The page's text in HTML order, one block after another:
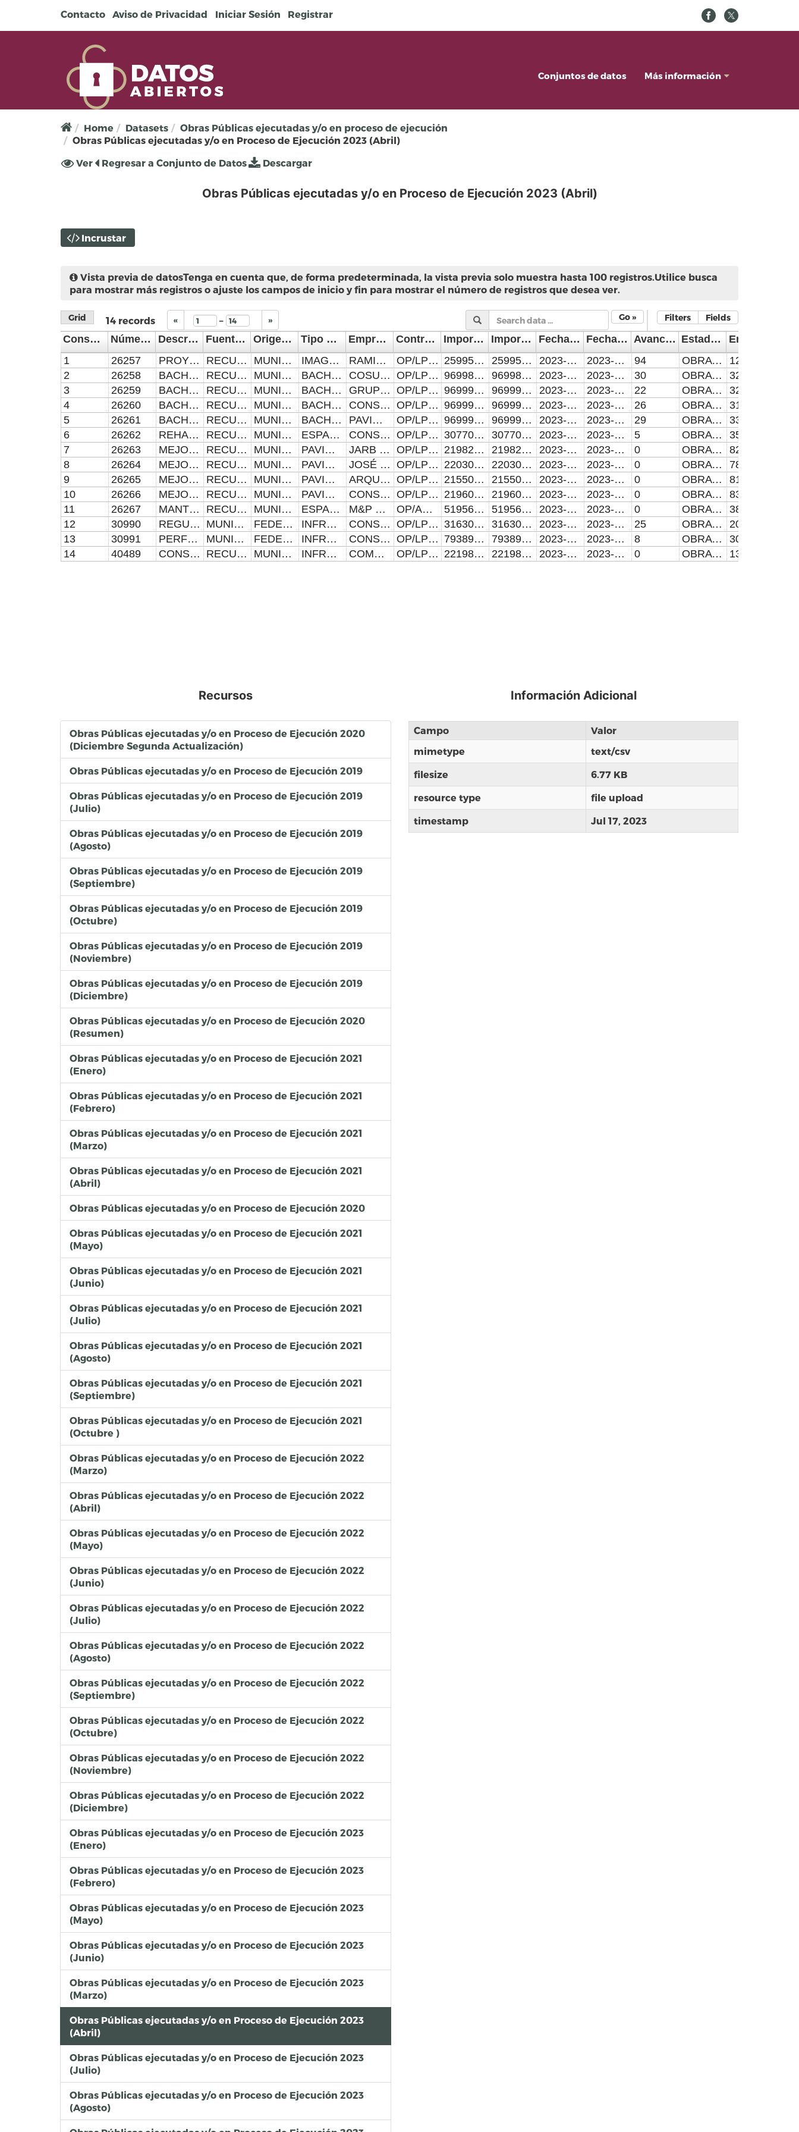
Contacto Aviso de Privacidad Iniciar Sesión Registrar
Conjuntos de datos Más información
Home Datasets
Obras Públicas ejecutadas y/o en proceso de ejecución
Obras Públicas ejecutadas y/o en Proceso de Ejecución 2023 (Abril)
Solapas principales
Ver (solapa
Regresar a Conjunto de Datos Descargar
Obras Públicas ejecutadas y/o en Proceso de Ejecución 2023 (Abril)
Incrustar
Vista previa de datosTenga en cuenta que, de forma predeterminada, la vista previa solo muestra hasta 100 registros.Utilice busca
para mostrar más registros o ajuste los campos de inicio y fin para mostrar el número de registros que desea ver.
Grid 14 records « – » Filters Fields
Go »
Consecutivo Número de Obra Descripción de la Obra Fuente de Financiamiento Origen del Recurso Tipo de Infraestructura Empresa Constructora Contrato Importe del Contrato(en pesos) Importe Modificado (en pesos) Fecha Inicio Fecha Término Avance Físico(en porcentaje) Estado de la obra
1
26257 PROYECTO INTEGRAL A PRECIO ALZADO Y TIEMPO DETERMINADO PARA LA IMPLEMENTACIÓN Y PUESTA EN MARCHA DE ELEMENTOS LUMÍNICOS, ACUÁTICOS Y AMBIENTALES EN TRES HITOS DE LA ZONA DE MONUMENTOS DEL CENTRO HISTÓRICO DEL MUNICIPIO DE PUEBLA, UBICADA EN TRES HITOS DE LA ZONA DE MONMENTOS DEL CENTRO HISTÓRICO DEL MUNICIPIO DE PUEBLA RECURSOS PROPIOS REMANENTES 2022 MUNICIPAL IMAGEN URBANA RAMIREZ & GARCÍA CONSTRUCTORA, S.A. DE C.V. EN PARTICIPACIÓN CONJUNTA CON LA EMPRESA DENOMINADA TRAFFICLIGHT DE MÉXICO S.A. DE C.V. OP/LP001/SMIMP-2023-26257 25995281.72 25995281.72 2023-03-30 2023-05-10 94 OBRA EN PROCESO
125
2
26258 BACHEO CON MEZCLA ASFÁLTICA EN CALIENTE 1, 2023, UBICADO EN DIFERENTES CALLES DEL CUADRANTE UNO SUR-ORIENTE DE LA CIUDAD DE PUEBLA, UBICADA EN DIFERENTES CALLES DEL CUADRANTE UNO SUR-ORIENTE DE LA CIUDAD DE PUEBLA RECURSOS PROPIOS REMANENTES 2022 MUNICIPAL BACHEO COSUIS CONSTRUCTORA Y SUPERVISORA, S.A. D C.V. OP/LP002/SMIMP-2023-26258 9699824.45 9699824.45 2023-03-30 2023-07-27 30 OBRA EN PROCESO
32
3
26259 BACHEO CON MEZCLA ASFÁLTICA EN CALIENTE 1, 2023, UBICADO EN DIFERENTES CALLES DEL CUADRANTE DOS NOR-ORIENTE DE LA CIUDAD DE PUEBLA, UBICADA EN DIFERENTES CALLES DEL CUADRANTE DOS NOR-ORIENTE DE LA CIUDAD DE PUEBLA, RECURSOS PROPIOS REMANENTES 2022 MUNICIPAL BACHEO GRUPO ITALO POBLANO, S. DE R.L. DE C.V. OP/LP003/SMIMP-2023-26259 9699917.05 9699917.05 2023-03-30 2023-07-27 22 OBRA EN PROCESO
32
4
26260 BACHEO CON MEZCLA ASFÁLTICA EN CALIENTE 1, 2023, UBICADO EN DIFERENTES CALLES DEL CUADRANTE TRES NOR-PONIENTE DE LA CIUDAD DE PUEBLA, UBICADA EN DIFERENTES CALLES DEL CUADRANTE TRES NOR-PONIENTE DE LA CIUDAD DE PUEBLA RECURSOS PROPIOS REMANENTES 2022 MUNICIPAL BACHEO CONSORCIO DE INGENIERÍA CIVIL Y ARQUITECTURA ORANDAIN, S.A. DE C.V. OP/LP004/SMIMP-2023-26260 9699947.92 9699947.92 2023-03-30 2023-07-27 26 OBRA EN PROCESO
31
5
26261 BACHEO CON MEZCLA ASFÁLTICA EN CALIENTE 1, 2022, UBICADO EN DIFERENTES CALLES DEL CUADRANTE TRES NOR-PONIENTE DE LA CIUDAD DE PUEBLA RECURSOS PROPIOS REMANENTES 2022 MUNICIPAL BACHEO PAVIMENTACIONES Y URBANIZACIONES DEL SUR, S.A. DE C.V. OP/LP005/SMIMP-2023-26261 9699917.05 9699917.05 2023-03-30 2023-07-27 29 OBRA EN PROCESO
33
6
26262 REHABILITACIÓN DE PARQUE SAN BALTAZAR CAMPECHE EN AVENIDA CUE MERLO ENTRE CALLE MIGUEL HIDALGO, PRIVADA VENUSTIANO CARRANZA Y PRIVADA 2 SUR, EN LA JUNTA AUXILIAR SAN BALTAZAR CAMPECHE DEL MUNICIPIO DE PUEBLA , UBICADA EN AVENIDA CUE MERLO ENTRE CALLE MIGUEL HIDALGO, PRIVADA VENUSTIANO CARRANZA Y PRIVADA 2 SUR, EN LA JUNTA AUXILIAR SAN BALTAZAR CAMPECHE DEL MUNICIPIO DE PUEBLA RECURSOS PROPIOS REMANENTES 2022 MUNICIPAL ESPACIOS PÚBLICOS CONSTRUCCIÓN Y COORDINACIÓN DE PROYECTOS, S.A. DE C.V. OP/LP007/SMIMP-2023-26262 3077060.87 3077060.87 2023-04-03 2023-07-01 5 OBRA EN PROCESO
35
7
26263 MEJORAMIENTO DE INFRAESTRUCTURA VIAL A NIVEL DE TERRACERÍAS, OBRAS COMPLEMENTARIAS Y ADOCRETO PROGRAMA CONSTRUYENDO CONTIGO 2023, UBICADO EN DIFERENTES CALLES DEL CUADRANTE UNO SUR-ORIENTE DE LA CIUDAD DE PUEBLA RECURSOS PROPIOS REMANENTES 2022 MUNICIPAL PAVIMENTACIÓN JARB GRUPO CONSTRUCTOR , S.A. DE C.V. OP/LP009/SMIMP-2023-26263 21982826.72 21982826.72 2023-04-10 2023-10-06 0 OBRA EN PROCESO
82
8
26264 MEJORAMIENTO DE INFRAESTRUCTURA VIAL A NIVEL DE TERRACERÍAS, OBRAS COMPLEMENTARIAS Y ADOCRETO PROGRAMA CONSTRUYENDO CONTIGO 2023, UBICADO EN DIFERENTES CALLES DEL CUADRANTE DOS NOR-ORIENTE DE LA CIUDAD DE PUEBLA RECURSOS PROPIOS REMANENTES 2022 MUNICIPAL PAVIMENTACIÓN JOSÉ FEDERICO ARELLANO GONZÁLEZ EN PARTICIPACIÓN CONJUNTA CON LOZADA Y RODRÍGUEZ COMPAÑÍA INGENIERÍA GEOTÉCNICA, S. DE R.L. DE C.V. OP/LP010/SMIMP-2023-26264 22030968.55 22030968.55 2023-04-10 2023-10-06 0 OBRA EN PROCESO
78
9
26265 MEJORAMIENTO DE INFRAESTRUCTURA VIAL A NIVEL DE TERRACERÍAS, OBRAS COMPLEMENTARIAS Y ADOCRETO PROGRAMA CONSTRUYENDO CONTIGO 2023, UBICADO EN DIFERENTES CALLES DEL CUADRANTE TRES NOR-PONIENTE DE LA CIUDAD DE PUEBLA RECURSOS PROPIOS REMANENTES 2022 MUNICIPAL PAVIMENTACIÓN ARQUITECTONI-K INMOBILIARIA, S.A. DE C.V. OP/LP011/SMIMP-2023-26265 21550764.33 21550764.33 2023-04-10 2023-10-06 0 OBRA EN PROCESO
81
10
26266 MEJORAMIENTO DE INFRAESTRUCTURA VIAL A NIVEL DE TERRACERÍAS, OBRAS COMPLEMENTARIAS Y ADOCRETO PROGRAMA CONSTRUYENDO CONTIGO 2023, UBICADO EN DIFERENTES CALLES DEL CUADRANTE CUATRO SUR-PONIENTE DE LA CIUDAD DE PUEBLA RECURSOS PROPIOS REMANENTES 2022 MUNICIPAL PAVIMENTACIÓN CONSTRUCTORA GAYPE, S.A. DE C.V. OP/LP012/SMIMP-2023-26265 21960247.68 21960247.68 2023-04-10 2023-10-06 0 OBRA EN PROCESO
83
11
26267 MANTENIMIENTO Y MEJORAMIENTO DE ACERAS CON HUELLA PODOTÁCTIL, APLICACIÓN DE CAPA DE SACRIFICIO EN INMUEBLES Y MONUMENTOS DEL CENTRO HISTÓRICO 8M Y APLICACIÓN DE PINTURA EN PARAMENTOS 8M, EN ZONA DE MONUMENTOS DEL MUNICIPIO DE PUEBLA RECURSOS PROPIOS MUNICIPAL ESPACIOS PÚBLICOS M&P CONSTRUCTORES, S.A. DE C.V. OP/AD001/SMIMP-2023-26267 519569.03 519569.03 2023-04-24 2023-07-22 0 OBRA EN PROCESO
38
12
30990 REGULACIÓN, EQUIPAMIENTO Y HABILITACIÓN DEL POZO BANDERA 2, EQUIPAMIENTO Y PUESTA EN MARCHA DE POZO PROFUNDO DE AGUA POTABLE EN PREDIO DENOMINADO PARAJE BANDERA DE LA JUNTA AUXILIAR SANTA MARÍA XONACATEPEC DEL MUNICIPIO DE PUEBLA MUNICIPIO DE PUEBLA, CRÉDITO 2022 FEDERAL INFRAESTRUCTURA HIDROSANITARIA CONSTRUCCIONES J.J.V., S.A. DE C.V. OP/LP006/SMIMP-2023-30990 3163095.25 3163095.25 2023-04-03 2023-07-01 25 OBRA EN PROCESO
20
13
30991 PERFORACIÓN DE POZO PROFUNDO PARA AGUA POTABLE Y EQUIPAMIENTO DE POZO PROFUNDO PARA AGUA POTABLE, COLONIA TLANESSE DEL MUNICIPIO DE PUEBLA, PERFORACIÓN, EQUIPAMIENTO Y PUESTA EN MARCHA DE POZO PROFUNDO DE AGUA POTABLE EN ESQUINA CON CALLE JOSÉ EMILIO PACHECO Y SOR JUANA INÉS DE LA CRUZ, EN LA COLONIA TLANESSE, DE LA JUNTA AUXILIAR SAN JERÓNIMO CALERAS DEL MUNICIPIO DE PUEBLA MUNICIPIO DE PUEBLA, CRÉDITO 2022 FEDERAL INFRAESTRUCTURA HIDROSANITARIA CONSORCIO DE INGENIERÍA CIVIL Y ARQUITECTURA ORANDAIN, S.A. DE C.V. OP/LP008/SMIMP-2023-30991 7938956.68 7938956.68 2023-04-04 2023-07-02 8 OBRA EN PROCESO
30
14
40489 CONSTRUCCIÓN DE BICIESTACIONAMIENTO MASIVO PRIMERA ETAPA EN CALLE 11 SUR NO. 14549 ENTRE CALLE AVENIDA ROSALES Y CALLE MARGARITAS, EN LA COLONIA FLORES DEL PEDREGAL, DE LA JUNTA AUXILIAR SAN FRANCISCO TOTIMEHUACAN DEL MUNICIPIO DE PUEBLA RECURSOS PROPIOS / INTERMODALIDAD SOSTENIBLES EUROCLIMA MUNICIPAL INFRAESTRUCTURA DE MOVILIDAD COMERCIALIZADORA Y CONSTRUCTORA VYM, S.A. DE C.V. OP/LP013/SMIMP-2023-40489 22198063.44 22198063.44 2023-04-24 2023-09-20 0 OBRA EN PROCESO 135
Recursos
Obras Públicas ejecutadas y/o en Proceso de Ejecución 2020
(Diciembre Segunda Actualización)
Obras Públicas ejecutadas y/o en Proceso de Ejecución 2019
Obras Públicas ejecutadas y/o en Proceso de Ejecución 2019
(Julio)
Obras Públicas ejecutadas y/o en Proceso de Ejecución 2019
(Agosto)
Obras Públicas ejecutadas y/o en Proceso de Ejecución 2019
(Septiembre)
Obras Públicas ejecutadas y/o en Proceso de Ejecución 2019
(Octubre)
Obras Públicas ejecutadas y/o en Proceso de Ejecución 2019
(Noviembre)
Obras Públicas ejecutadas y/o en Proceso de Ejecución 2019
(Diciembre)
Obras Públicas ejecutadas y/o en Proceso de Ejecución 2020
(Resumen)
Obras Públicas ejecutadas y/o en Proceso de Ejecución 2021
(Enero)
Obras Públicas ejecutadas y/o en Proceso de Ejecución 2021
(Febrero)
Obras Públicas ejecutadas y/o en Proceso de Ejecución 2021
(Marzo)
Obras Públicas ejecutadas y/o en Proceso de Ejecución 2021
(Abril)
Obras Públicas ejecutadas y/o en Proceso de Ejecución 2020
Obras Públicas ejecutadas y/o en Proceso de Ejecución 2021
(Mayo)
Obras Públicas ejecutadas y/o en Proceso de Ejecución 2021
(Junio)
Obras Públicas ejecutadas y/o en Proceso de Ejecución 2021
(Julio)
Obras Públicas ejecutadas y/o en Proceso de Ejecución 2021
(Agosto)
Obras Públicas ejecutadas y/o en Proceso de Ejecución 2021
(Septiembre)
Obras Públicas ejecutadas y/o en Proceso de Ejecución 2021
(Octubre )
Obras Públicas ejecutadas y/o en Proceso de Ejecución 2022
(Marzo)
Obras Públicas ejecutadas y/o en Proceso de Ejecución 2022
(Abril)
Obras Públicas ejecutadas y/o en Proceso de Ejecución 2022
(Mayo)
Obras Públicas ejecutadas y/o en Proceso de Ejecución 2022
(Junio)
Obras Públicas ejecutadas y/o en Proceso de Ejecución 2022
(Julio)
Obras Públicas ejecutadas y/o en Proceso de Ejecución 2022
(Agosto)
Obras Públicas ejecutadas y/o en Proceso de Ejecución 2022
(Septiembre)
Obras Públicas ejecutadas y/o en Proceso de Ejecución 2022
(Octubre)
Obras Públicas ejecutadas y/o en Proceso de Ejecución 2022
(Noviembre)
Obras Públicas ejecutadas y/o en Proceso de Ejecución 2022
(Diciembre)
Obras Públicas ejecutadas y/o en Proceso de Ejecución 2023
(Enero)
Obras Públicas ejecutadas y/o en Proceso de Ejecución 2023
(Febrero)
Obras Públicas ejecutadas y/o en Proceso de Ejecución 2023
(Mayo)
Obras Públicas ejecutadas y/o en Proceso de Ejecución 2023
(Junio)
Obras Públicas ejecutadas y/o en Proceso de Ejecución 2023
(Marzo)
Obras Públicas ejecutadas y/o en Proceso de Ejecución 2023
(Abril)
Obras Públicas ejecutadas y/o en Proceso de Ejecución 2023
(Julio)
Obras Públicas ejecutadas y/o en Proceso de Ejecución 2023
(Agosto)
Información Adicional
Campo
Valor
mimetype
text/csv
filesize 6.77 KB
resource type file upload
timestamp Jul 17, 2023